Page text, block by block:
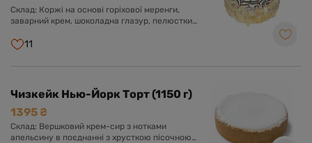
Склад: Коржі на основі горіхової меренги,
заварний крем, шоколадна глазур, пелюстки
11
Чизкейк Нью-Йорк Торт (1150 г)
1395 ₴
Склад: Вершковий крем-сир з нотками
апельсину в поєднанні з хрусткою пісочною